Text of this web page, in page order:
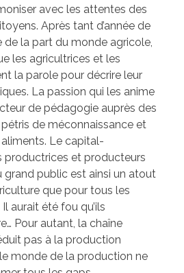
avec les attentes des
Après tant d’année de
la part du monde agricole,
les agricultrices et les
la parole pour décrire leur
La passion qui les anime
de pédagogie auprès des
de méconnaissance et
Le capital-
productrices et producteurs
grand public est ainsi un atout
que pour tous les
aurait été fou qu’ils
Pour autant, la chaîne
pas à la production
monde de la production ne